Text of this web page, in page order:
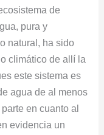
de
pura y
natural, ha sido
climático de allí la
este sistema es
agua de al menos
en cuanto al
evidencia un